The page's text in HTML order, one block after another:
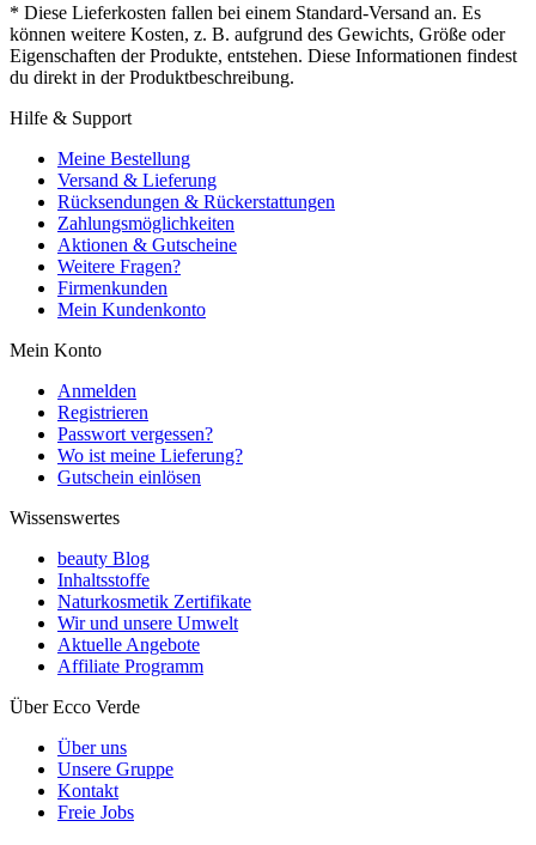
* Diese Lieferkosten fallen bei einem Standard-Versand an. Es
können weitere Kosten, z. B. aufgrund des Gewichts, Größe oder
Eigenschaften der Produkte, entstehen. Diese Informationen findest
du direkt in der Produktbeschreibung.
Hilfe & Support
Meine Bestellung
Versand & Lieferung
Rücksendungen & Rückerstattungen
Zahlungsmöglichkeiten
Aktionen & Gutscheine
Weitere Fragen?
Firmenkunden
Mein Kundenkonto
Mein Konto
Anmelden
Registrieren
Passwort vergessen?
Wo ist meine Lieferung?
Gutschein einlösen
Wissenswertes
beauty Blog
Inhaltsstoffe
Naturkosmetik Zertifikate
Wir und unsere Umwelt
Aktuelle Angebote
Affiliate Programm
Über Ecco Verde
Über uns
Unsere Gruppe
Kontakt
Freie Jobs